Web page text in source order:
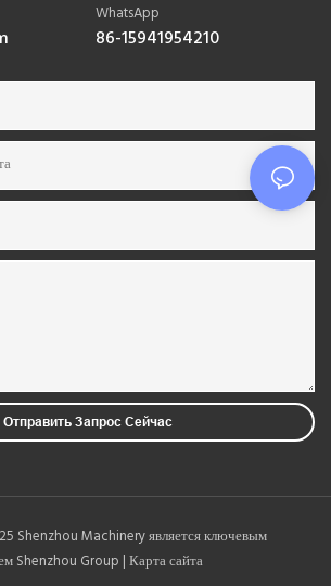
WhatsApp
86-15941954210
Отправить Запрос Сейчас
Shenzhou Machinery является ключевым
Shenzhou Group |Карта сайта